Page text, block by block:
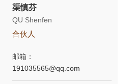
渠慎芬
QU Shenfen
合伙人
邮箱：
191035565@qq.com